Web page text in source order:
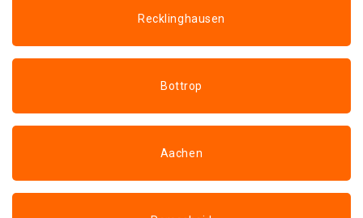
Recklinghausen
Bottrop
Aachen